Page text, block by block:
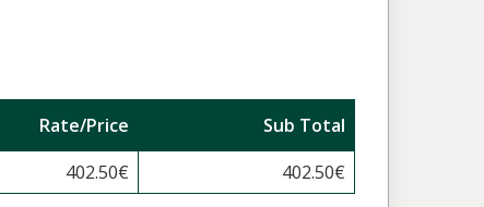
Rate/Price
Sub Total
402.50€ 402.50€